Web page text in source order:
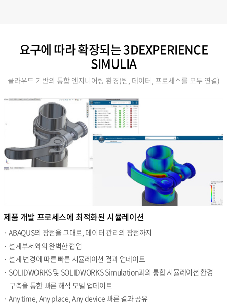
요구에 따라 확장되는 3DEXPERIENCE
SIMULIA
클라우드 기반의 통합 엔지니어링 환경(팀, 데이터, 프로세스를 모두 연결)
제품 개발 프로세스에 최적화된 시뮬레이션
· ABAQUS의 장점을 그대로, 데이터 관리의 장점까지
· 설계부서와의 완벽한 협업
· 설계 변경에 따른 빠른 시뮬레이션 결과 업데이트
· SOLIDWORKS 및 SOLIDWORKS Simulation과의 통합 시뮬레이션 환경
구축을 통한 빠른 해석 모델 업데이트
· Any time, Any place, Any device 빠른 결과 공유